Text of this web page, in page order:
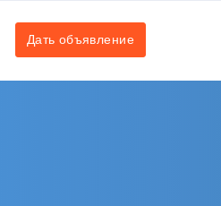
Дать объявление